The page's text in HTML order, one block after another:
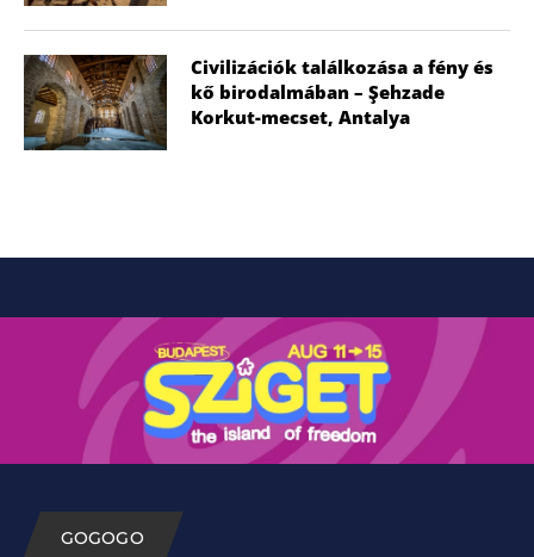
Civilizációk találkozása a fény és
kő birodalmában – Şehzade
Korkut-mecset, Antalya
GOGOGO